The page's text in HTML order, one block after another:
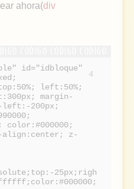
ahora(div
4
id="idbloque"
left:50%;
margin-
left:-200px;
align:center; z-
25px;righ